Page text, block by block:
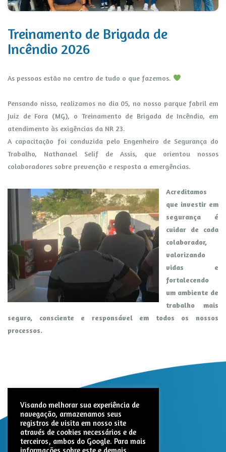
Treinamento de Brigada de
Incêndio 2026
As pessoas estão no centro de tudo o que fazemos.
Pensando nisso, realizamos no dia 05, no nosso parque fabril em
Juiz de Fora (MG), o Treinamento de Brigada de Incêndio, em
atendimento às exigências da NR 23.
A capacitação foi conduzida pelo Engenheiro de Segurança do
Trabalho, Nathanael Selif de Assis, que orientou nossos
colaboradores sobre prevenção e resposta a emergências.
Acreditamos
que investir em
segurança é
cuidar de cada
colaborador,
valorizando
vidas e
fortalecendo
um ambiente de
trabalho mais
seguro, consciente e responsável em todos os nossos
processos.
Visando melhorar sua experiência de
navegação, armazenamos seus
registros de visita em nosso site
através de cookies necessários e de
terceiros, ambos do Google. Para mais
informações sobre este e demais